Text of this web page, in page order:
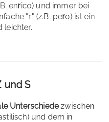
enrico) und immer bei
"r" (z.B. pero) ist ein
leichter.
und S
Unterschiedezwischen
und dem in